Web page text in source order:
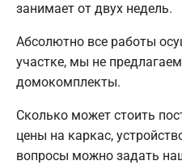
занимает от двух недель.
Абсолютно все работы
участке, мы не
домокомплекты.
Сколько может стоить
цены на каркас,
вопросы можно задать